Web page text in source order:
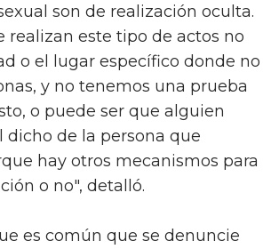
son de realización oculta.
este tipo de actos no
o el lugar específico donde no
y no tenemos una prueba
o puede ser que alguien
dicho de la persona que
hay otros mecanismos para
o no", detalló.
es común que se denuncie